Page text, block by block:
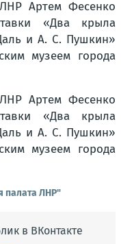
палата ЛНР"
в ВКонтакте